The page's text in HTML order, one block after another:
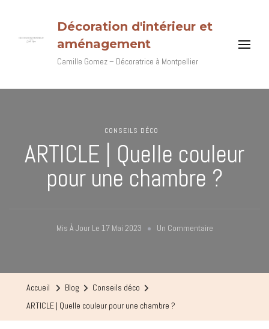
Décoration d'intérieur et
aménagement
Camille Gomez – Décoratrice à Montpellier
CONSEILS DÉCO
ARTICLE | Quelle couleur
pour une chambre ?
Mis À Jour Le 17 Mai 2023 Un CommentaireSur
Accueil Blog
Conseils déco
ARTICLE | Quelle couleur pour une chambre ?